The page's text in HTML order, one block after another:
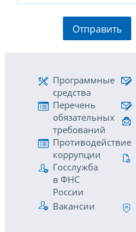
Отправить
Программные
средства
Перечень
обязательных
требований
Противодействие
коррупции
Госслужба
в ФНС
России
Вакансии